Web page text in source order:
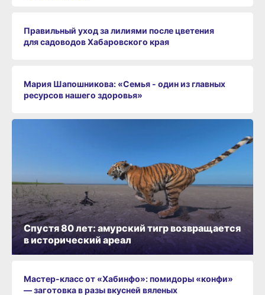
Правильный уход за лилиями после цветения
для садоводов Хабаровского края
Мария Шапошникова: «Семья - один из главных
ресурсов нашего здоровья»
Мастер-класс от «Хабинфо»: помидоры «конфи»
— заготовка в разы вкусней вяленых
Спустя 80 лет: амурский тигр возвращается
в исторический ареал